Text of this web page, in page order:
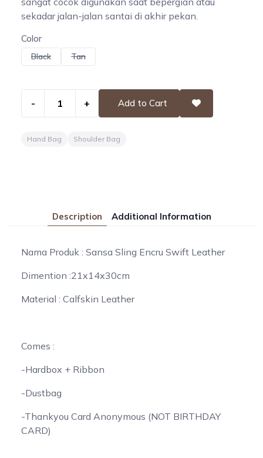
sekadar jalan-jalan santai di akhir pekan.
Color
Black Tan
- + Add to Cart
Hand Bag Shoulder Bag
Description Additional Information
Nama Produk : Sansa Sling Encru Swift Leather
Dimention :21x14x30cm
Material : Calfskin Leather
Comes :
-Hardbox + Ribbon
-Dustbag
-Thankyou Card Anonymous (NOT BIRTHDAY
CARD)